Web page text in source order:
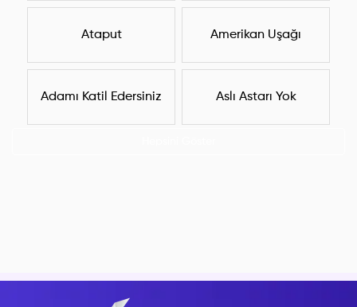
Ataput Amerikan Uşağı
Adamı Katil Edersiniz Aslı Astarı Yok